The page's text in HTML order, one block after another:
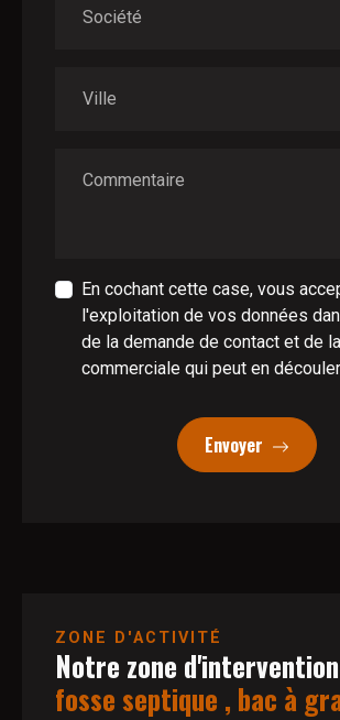
Société
Ville
Commentaire
En cochant cette case, vous
l'exploitation de vos données
de la demande de contact et de
commerciale qui peut en
Envoyer
ZONE D'ACTIVITÉ
Notre zone d'intervention
fosse septique , bac à